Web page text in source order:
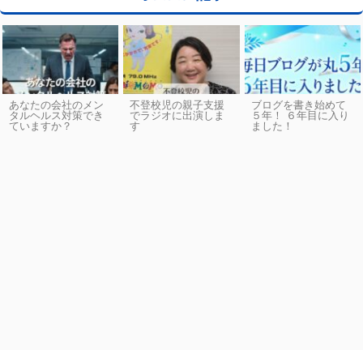
あなたの会社のメン
タルヘルス対策でき
ていますか？
不登校児の親子支援
でラジオに出演しま
す
ブログを書き始めて
５年！ ６年目に入り
ました！